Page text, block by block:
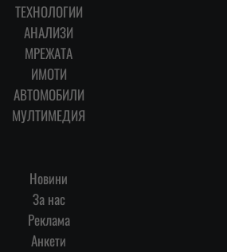
ТЕХНОЛОГИИ
АНАЛИЗИ
МРЕЖАТА
ИМОТИ
АВТОМОБИЛИ
МУЛТИМЕДИЯ
Новини
За нас
Реклама
Анкети